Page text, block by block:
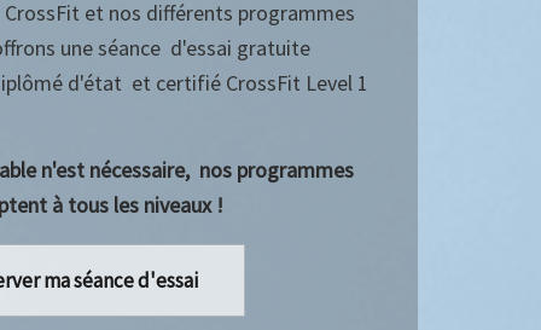
et nos différents programmes
une séance d'essai gratuite
d'état et certifié CrossFit Level 1
n'est nécessaire, nos programmes
à tous les niveaux !
ma séance d'essai